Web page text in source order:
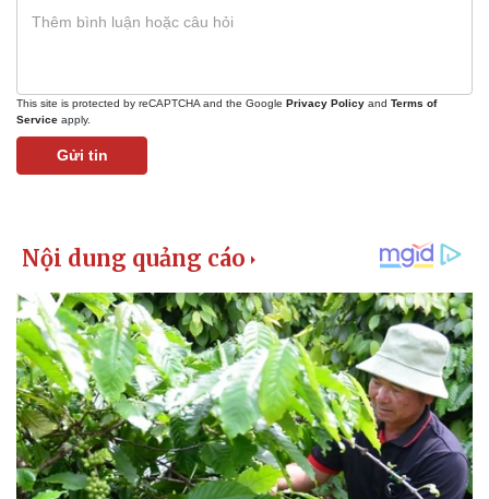
Kinh tế
Bất động sản
Khởi nghiệp
Thị trường
Giá vàng
Tiêu dùng
This site is protected by reCAPTCHA and the Google Privacy Policy and Terms of
Service apply.
Gửi tin